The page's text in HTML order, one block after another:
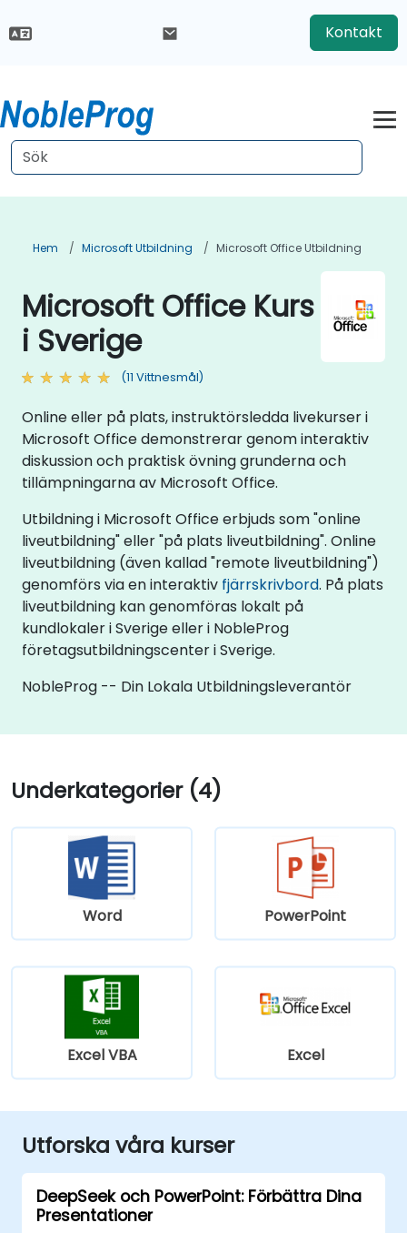
Kontakt
Hem Microsoft Utbildning Microsoft Office Utbildning
Microsoft Office Kurs
i Sverige
(11 Vittnesmål)
Online eller på plats, instruktörsledda livekurser i
Microsoft Office demonstrerar genom interaktiv
diskussion och praktisk övning grunderna och
tillämpningarna av Microsoft Office.
Utbildning i Microsoft Office erbjuds som "online
liveutbildning" eller "på plats liveutbildning". Online
liveutbildning (även kallad "remote liveutbildning")
genomförs via en interaktiv fjärrskrivbord. På plats
liveutbildning kan genomföras lokalt på
kundlokaler i Sverige eller i NobleProg
företagsutbildningscenter i Sverige.
NobleProg -- Din Lokala Utbildningsleverantör
Underkategorier (4)
Word PowerPoint
Excel VBA Excel
Utforska våra kurser
DeepSeek och PowerPoint: Förbättra Dina
Presentationer